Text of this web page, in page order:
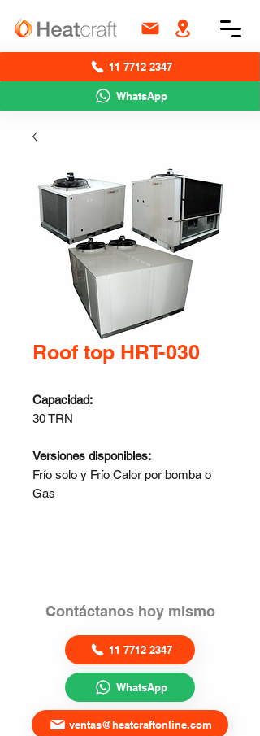
11 7712 2347
WhatsApp
Roof top HRT-030
Capacidad:
30 TRN
Versiones disponibles:
Frío solo y Frío Calor por bomba o
Gas
Contáctanos hoy mismo
11 7712 2347
WhatsApp
ventas@heatcraftonline.com